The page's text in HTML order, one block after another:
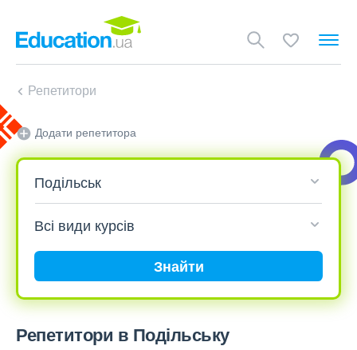
Репетитори
Додати репетитора
Знайти
Репетитори в Подільську